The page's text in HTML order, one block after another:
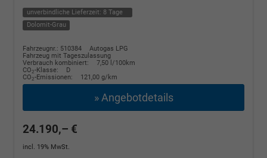
unverbindliche Lieferzeit: 8 Tage
Dolomit-Grau
Fahrzeugnr.: 510384
Autogas LPG
Fahrzeug mit Tageszulassung
Verbrauch kombiniert:
7,50 l/100km
CO2-Klasse:
D
CO2-Emissionen: 121,00 g/km
» Angebotdetails
24.190,– €
incl. 19% MwSt.